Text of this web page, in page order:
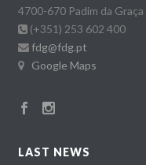
4700-670 Padim da Graça
(+351) 253 602 400
fdg@fdg.pt
Google Maps
LAST NEWS